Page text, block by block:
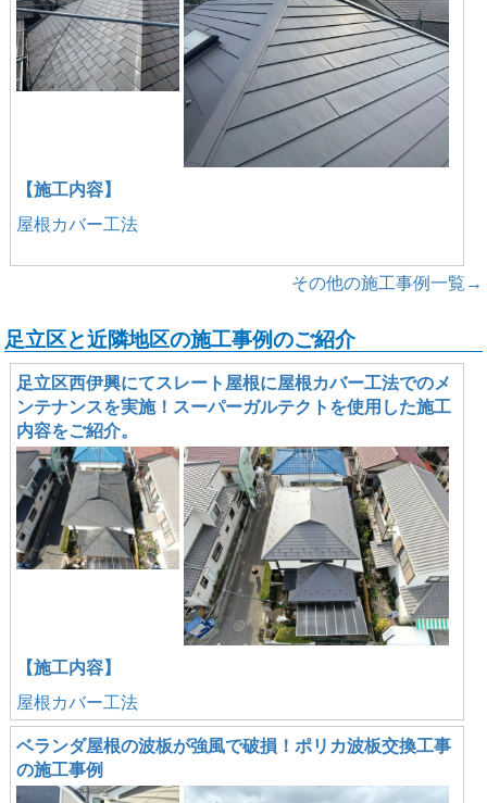
【施工内容】
屋根カバー工法
その他の施工事例一覧→
足立区と近隣地区の施工事例のご紹介
足立区西伊興にてスレート屋根に屋根カバー工法でのメ
ンテナンスを実施！スーパーガルテクトを使用した施工
内容をご紹介。
【施工内容】
屋根カバー工法
ベランダ屋根の波板が強風で破損！ポリカ波板交換工事
の施工事例